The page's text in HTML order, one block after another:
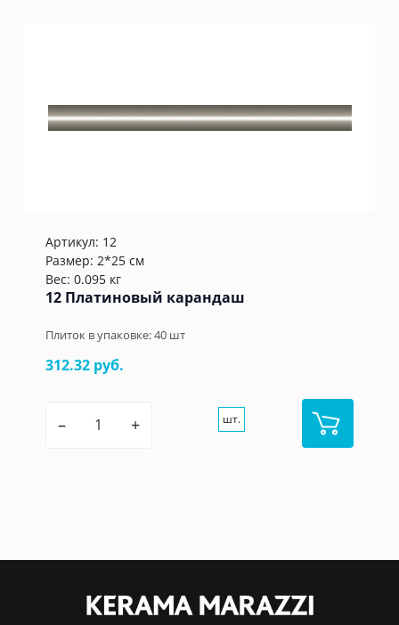
Артикул: 12
Размер: 2*25 см
Вес: 0.095 кг
12 Платиновый карандаш
Плиток в упаковке:40 шт
312.32 руб.
– + шт.